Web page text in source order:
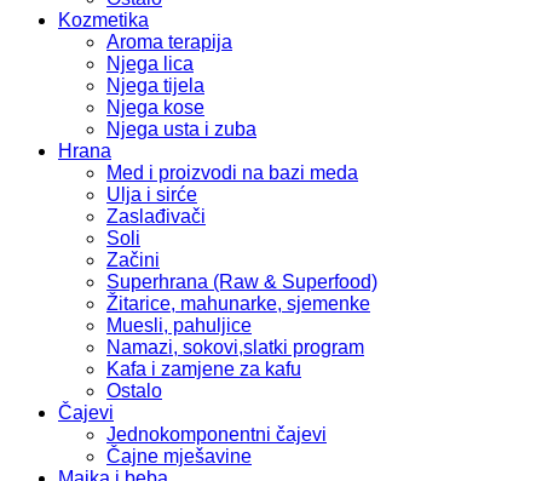
Kozmetika
Aroma terapija
Njega lica
Njega tijela
Njega kose
Njega usta i zuba
Hrana
Med i proizvodi na bazi meda
Ulja i sirće
Zaslađivači
Soli
Začini
Superhrana (Raw & Superfood)
Žitarice, mahunarke, sjemenke
Muesli, pahuljice
Namazi, sokovi,slatki program
Kafa i zamjene za kafu
Ostalo
Čajevi
Jednokomponentni čajevi
Čajne mješavine